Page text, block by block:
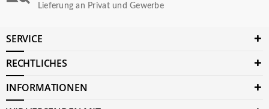
Lieferung an Privat und Gewerbe
SERVICE
RECHTLICHES
INFORMATIONEN